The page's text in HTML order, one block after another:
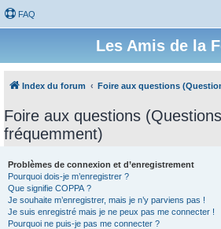
FAQ
Les Amis de la
Index du forum Foire aux questions
Foire aux questions
fréquemment)
Problèmes de connexion et d’enregistrement
Pourquoi dois-je m’enregistrer ?
Que signifie COPPA ?
Je souhaite m’enregistrer, mais je n’y parviens pas !
Je suis enregistré mais je ne peux pas me connecter !
Pourquoi ne puis-je pas me connecter ?